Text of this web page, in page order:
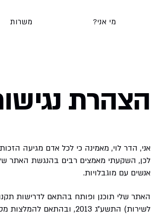
משרות ?מי אני
הצהרת
אני, הדר לוי, מאמינה כי לכל אדם מגיעה
לכן, השקעתי מאמצים רבים בהנגשת האתר
אנשים עם מוגבלויות.
האתר שלי תוכנן ופותח בהתאם לדרישות
לשירות) התשע״ג 2013, ובהתאם להמלצות מסמך WCAG 2.0 של ארגון W3C ברמה AA.